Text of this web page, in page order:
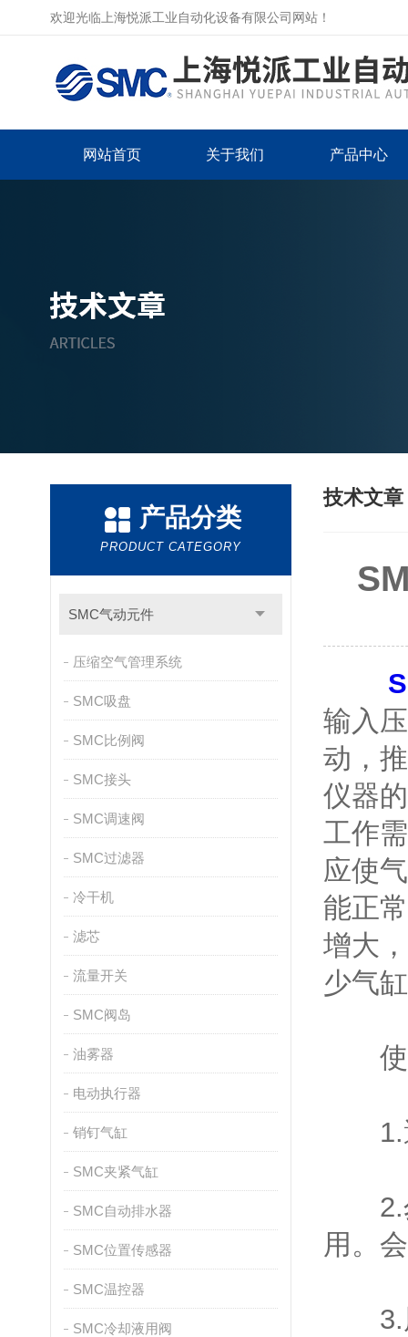
欢迎光临上海悦派工业自动化设备有限公司网站！
网站首页 关于我们 产品中心
产品分类
PRODUCT CATEGORY
SMC气动元件
压缩空气管理系统
SMC吸盘
SMC比例阀
SMC接头
SMC调速阀
SMC过滤器
冷干机
滤芯
流量开关
SMC阀岛
油雾器
电动执行器
销钉气缸
SMC夹紧气缸
SMC自动排水器
SMC位置传感器
SMC温控器
SMC冷却液用阀
技术文章
输入
动，
仪器
工作
应使
能正
增大
少气
使
1.避
2.勿
用。
3.周